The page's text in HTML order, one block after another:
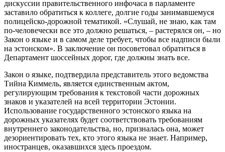
дискуссии правительственного инфочаса в парламенте
заставило обратиться к коллеге, долгие годы занимавшемуся
полицейско-дорожной тематикой. «Слушай, не знаю, как там
по-человечески все это должно решаться, – растерялся он, – но
Закон о языке и в самом деле требует, чтобы все надписи были
на эстонском». В заключение он посоветовал обратиться в
Департамент шоссейных дорог, где должны знать все.
Закон о языке, подтвердила представитель этого ведомства
Тийна Киммель, является единственным актом,
регулирующим требования к текстовой части дорожных
знаков и указателей на всей территории Эстонии.
Использование государственного эстонского языка на
дорожных указателях будет соответствовать требованиям
внутреннего законодательства, но, призналась она, может
дезориентировать тех, кто этого языка не знает. Например,
иностранцев, оказавшихся здесь проездом.